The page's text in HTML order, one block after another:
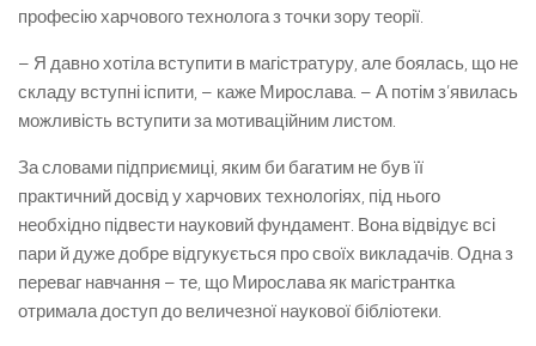
професію харчового технолога з точки зору теорії.
– Я давно хотіла вступити в магістратуру, але боялась, що не
складу вступні іспити, – каже Мирослава. – А потім з’явилась
можливість вступити за мотиваційним листом.
За словами підприємиці, яким би багатим не був її
практичний досвід у харчових технологіях, під нього
необхідно підвести науковий фундамент. Вона відвідує всі
пари й дуже добре відгукується про своїх викладачів. Одна з
переваг навчання – те, що Мирослава як магістрантка
отримала доступ до величезної наукової бібліотеки.